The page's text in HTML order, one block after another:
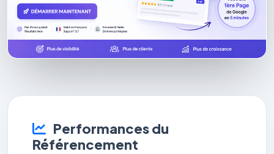
Performances du
Référencement